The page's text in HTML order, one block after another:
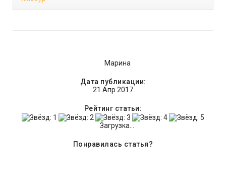
Марина
Дата публикации:
21 Апр 2017
Рейтинг статьи:
Загрузка...
Понравилась статья?